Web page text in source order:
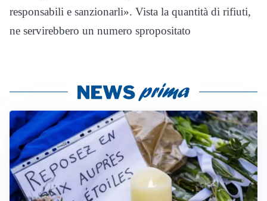
responsabili e sanzionarli». Vista la quantità di rifiuti,
ne servirebbero un numero spropositato